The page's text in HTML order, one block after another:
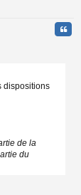
dispositions
de la
du